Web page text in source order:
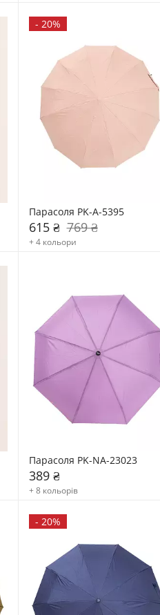
- 20%
Парасоля PK-A-5395
615 ₴ 769 ₴
+ 4 кольори
Парасоля PK-NA-23023
389 ₴
+ 8 кольорів
- 20%